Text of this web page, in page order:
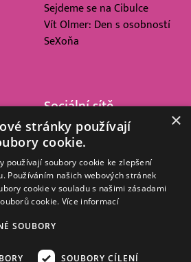
Sejdeme se na Cibulce
Vít Olmer: Den s osobností
SeXoňa
Sociální sítě
×
stránky používají
cookie.
používají soubory cookie ke zlepšení
Používáním našich webových stránek
cookie v souladu s našimi zásadami
cookie. Více informací
SOUBORY
SOUBORY CÍLENÍ